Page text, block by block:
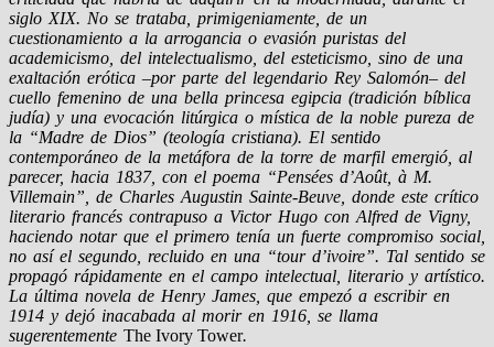
siglo XIX. No se trataba, primigeniamente, de un
cuestionamiento a la arrogancia o evasión puristas del
academicismo, del intelectualismo, del esteticismo, sino de una
exaltación erótica –por parte del legendario Rey Salomón– del
cuello femenino de una bella princesa egipcia (tradición bíblica
judía) y una evocación litúrgica o mística de la noble pureza de
la “Madre de Dios” (teología cristiana). El sentido
contemporáneo de la metáfora de la torre de marfil emergió, al
parecer, hacia 1837, con el poema “Pensées d’Août, à M.
Villemain”, de Charles Augustin Sainte-Beuve, donde este crítico
literario francés contrapuso a Victor Hugo con Alfred de Vigny,
haciendo notar que el primero tenía un fuerte compromiso social,
no así el segundo, recluido en una “tour d’ivoire”. Tal sentido se
propagó rápidamente en el campo intelectual, literario y artístico.
La última novela de Henry James, que empezó a escribir en
1914 y dejó inacabada al morir en 1916, se llama
sugerentemente The Ivory Tower.